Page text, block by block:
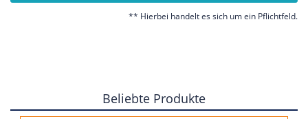
** Hierbei handelt es sich um ein Pflichtfeld.
Beliebte Produkte